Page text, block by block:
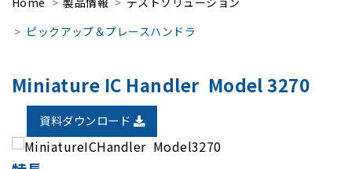
ピックアップ＆プレースハンドラ
Miniature IC Handler Model 3270
資料ダウンロード